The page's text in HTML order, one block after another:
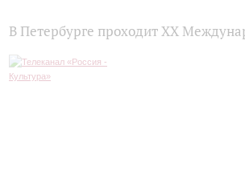
В Петербурге проходит ХХ